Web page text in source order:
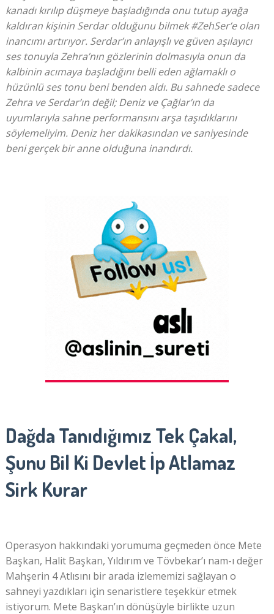
kanadı kırılıp düşmeye başladığında onu tutup ayağa
kaldıran kişinin Serdar olduğunu bilmek #ZehSer’e olan
inancımı artırıyor. Serdar’ın anlayışlı ve güven aşılayıcı
ses tonuyla Zehra’nın gözlerinin dolmasıyla onun da
kalbinin acımaya başladığını belli eden ağlamaklı o
hüzünlü ses tonu beni benden aldı. Bu sahnede sadece
Zehra ve Serdar’ın değil; Deniz ve Çağlar’ın da
uyumlarıyla sahne performansını arşa taşıdıklarını
söylemeliyim. Deniz her dakikasından ve saniyesinde
beni gerçek bir anne olduğuna inandırdı.
Dağda Tanıdığımız Tek Çakal,
Şunu Bil Ki Devlet İp Atlamaz
Sirk Kurar
Operasyon hakkındaki yorumuma geçmeden önce Mete
Başkan, Halit Başkan, Yıldırım ve Tövbekar’ı nam-ı değer
Mahşerin 4 Atlısını bir arada izlememizi sağlayan o
sahneyi yazdıkları için senaristlere teşekkür etmek
istiyorum. Mete Başkan’ın dönüşüyle birlikte uzun